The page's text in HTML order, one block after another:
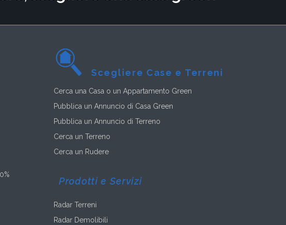
Scegliere Case e Terreni
Cerca una Casa o un Appartamento Green
Pubblica un Annuncio di Casa Green
Pubblica un Annuncio di Terreno
Cerca un Terreno
Cerca un Rudere
Prodotti e Servizi
Radar Terreni
Radar Demolibili